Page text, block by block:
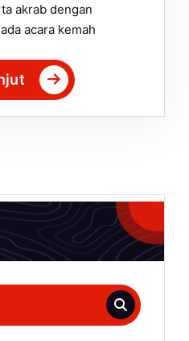
akrab dengan
acara kemah